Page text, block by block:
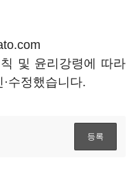
및 윤리강령에 따라
수정했습니다.